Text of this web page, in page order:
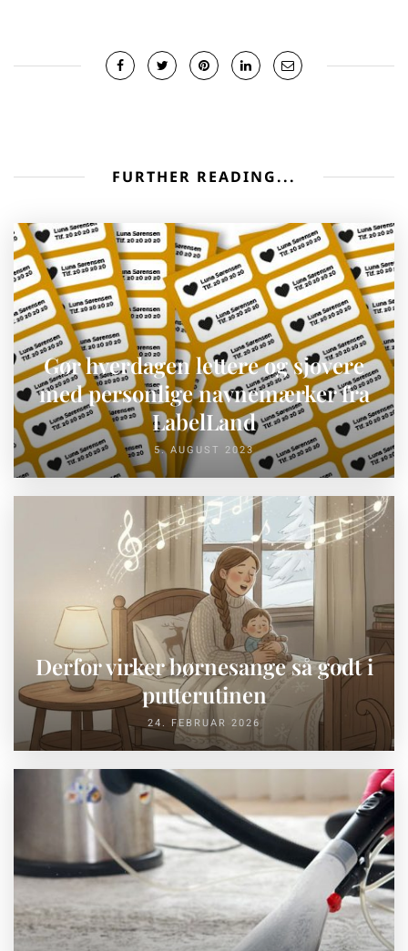
FURTHER READING...
Gør hverdagen lettere og sjovere
med personlige navnemærker fra
LabelLand
5. AUGUST 2023
Derfor virker børnesange så godt i
putterutinen
24. FEBRUAR 2026